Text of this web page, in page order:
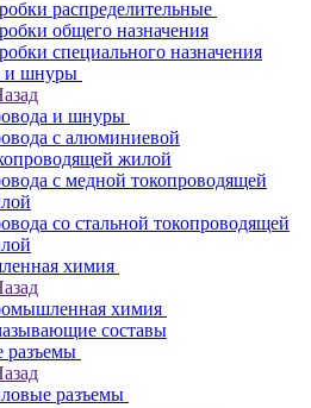
распределительные
общего назначения
специального назначения
и шнуры
и шнуры
с алюминиевой
жилой
с медной токопроводящей
со стальной токопроводящей
химия
химия
составы
разъемы
разъемы